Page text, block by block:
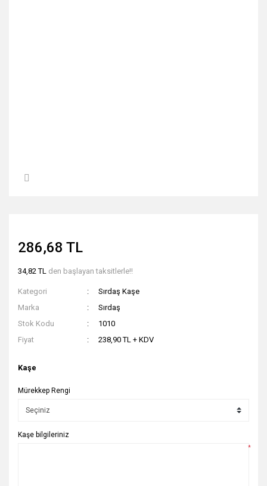
286,68 TL
34,82 TL den başlayan taksitlerle!!
Kategori
Sırdaş Kaşe
Marka
Sırdaş
Stok Kodu
1010
Fiyat
238,90 TL + KDV
Kaşe
Mürekkep Rengi
Kaşe bilgileriniz
*